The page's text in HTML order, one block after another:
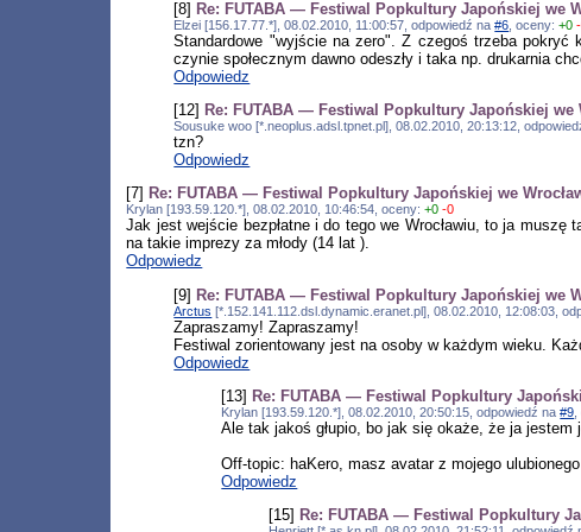
[8] Re: FUTABA — Festiwal Popkultury Japońskiej we
Elzei [156.17.77.*], 08.02.2010, 11:00:57, odpowiedź na#6 , oceny:+0
Standardowe "wyjście na zero". Z czegoś trzeba
czynie społecznym dawno odeszły i taka np. drukarnia
Odpowiedz
[12] Re: FUTABA — Festiwal Popkultury Japońskiej we
Sousuke woo [*.neoplus.adsl.tpnet.pl], 08.02.2010, 20:13:12,
tzn?
Odpowiedz
[7] Re: FUTABA — Festiwal Popkultury Japońskiej we
Krylan [193.59.120.*], 08.02.2010, 10:46:54, oceny:+0 -0
Jak jest wejście bezpłatne i do tego we Wrocławiu, to ja
na takie imprezy za młody (14 lat ).
Odpowiedz
[9] Re: FUTABA — Festiwal Popkultury Japońskiej we
Arctus [*.152.141.112.dsl.dynamic.eranet.pl], 08.02.2010, 12:08:03,
Zapraszamy! Zapraszamy!
Festiwal zorientowany jest na osoby w każdym wieku.
Odpowiedz
[13] Re: FUTABA — Festiwal Popkultury
Krylan [193.59.120.*], 08.02.2010, 20:50:15, odpowiedź na#9
Ale tak jakoś głupio, bo jak się okaże, że ja
Off-topic: haKero, masz avatar z mojego
Odpowiedz
[15] Re: FUTABA — Festiwal Popkultury